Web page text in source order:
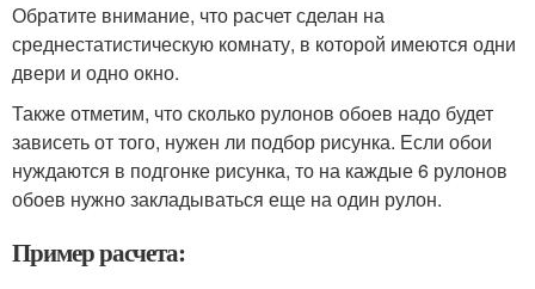
Обратите внимание, что расчет сделан на
среднестатистическую комнату, в которой имеются одни
двери и одно окно.
Также отметим, что сколько рулонов обоев надо будет
зависеть от того, нужен ли подбор рисунка. Если обои
нуждаются в подгонке рисунка, то на каждые 6 рулонов
обоев нужно закладываться еще на один рулон.
Пример расчета: